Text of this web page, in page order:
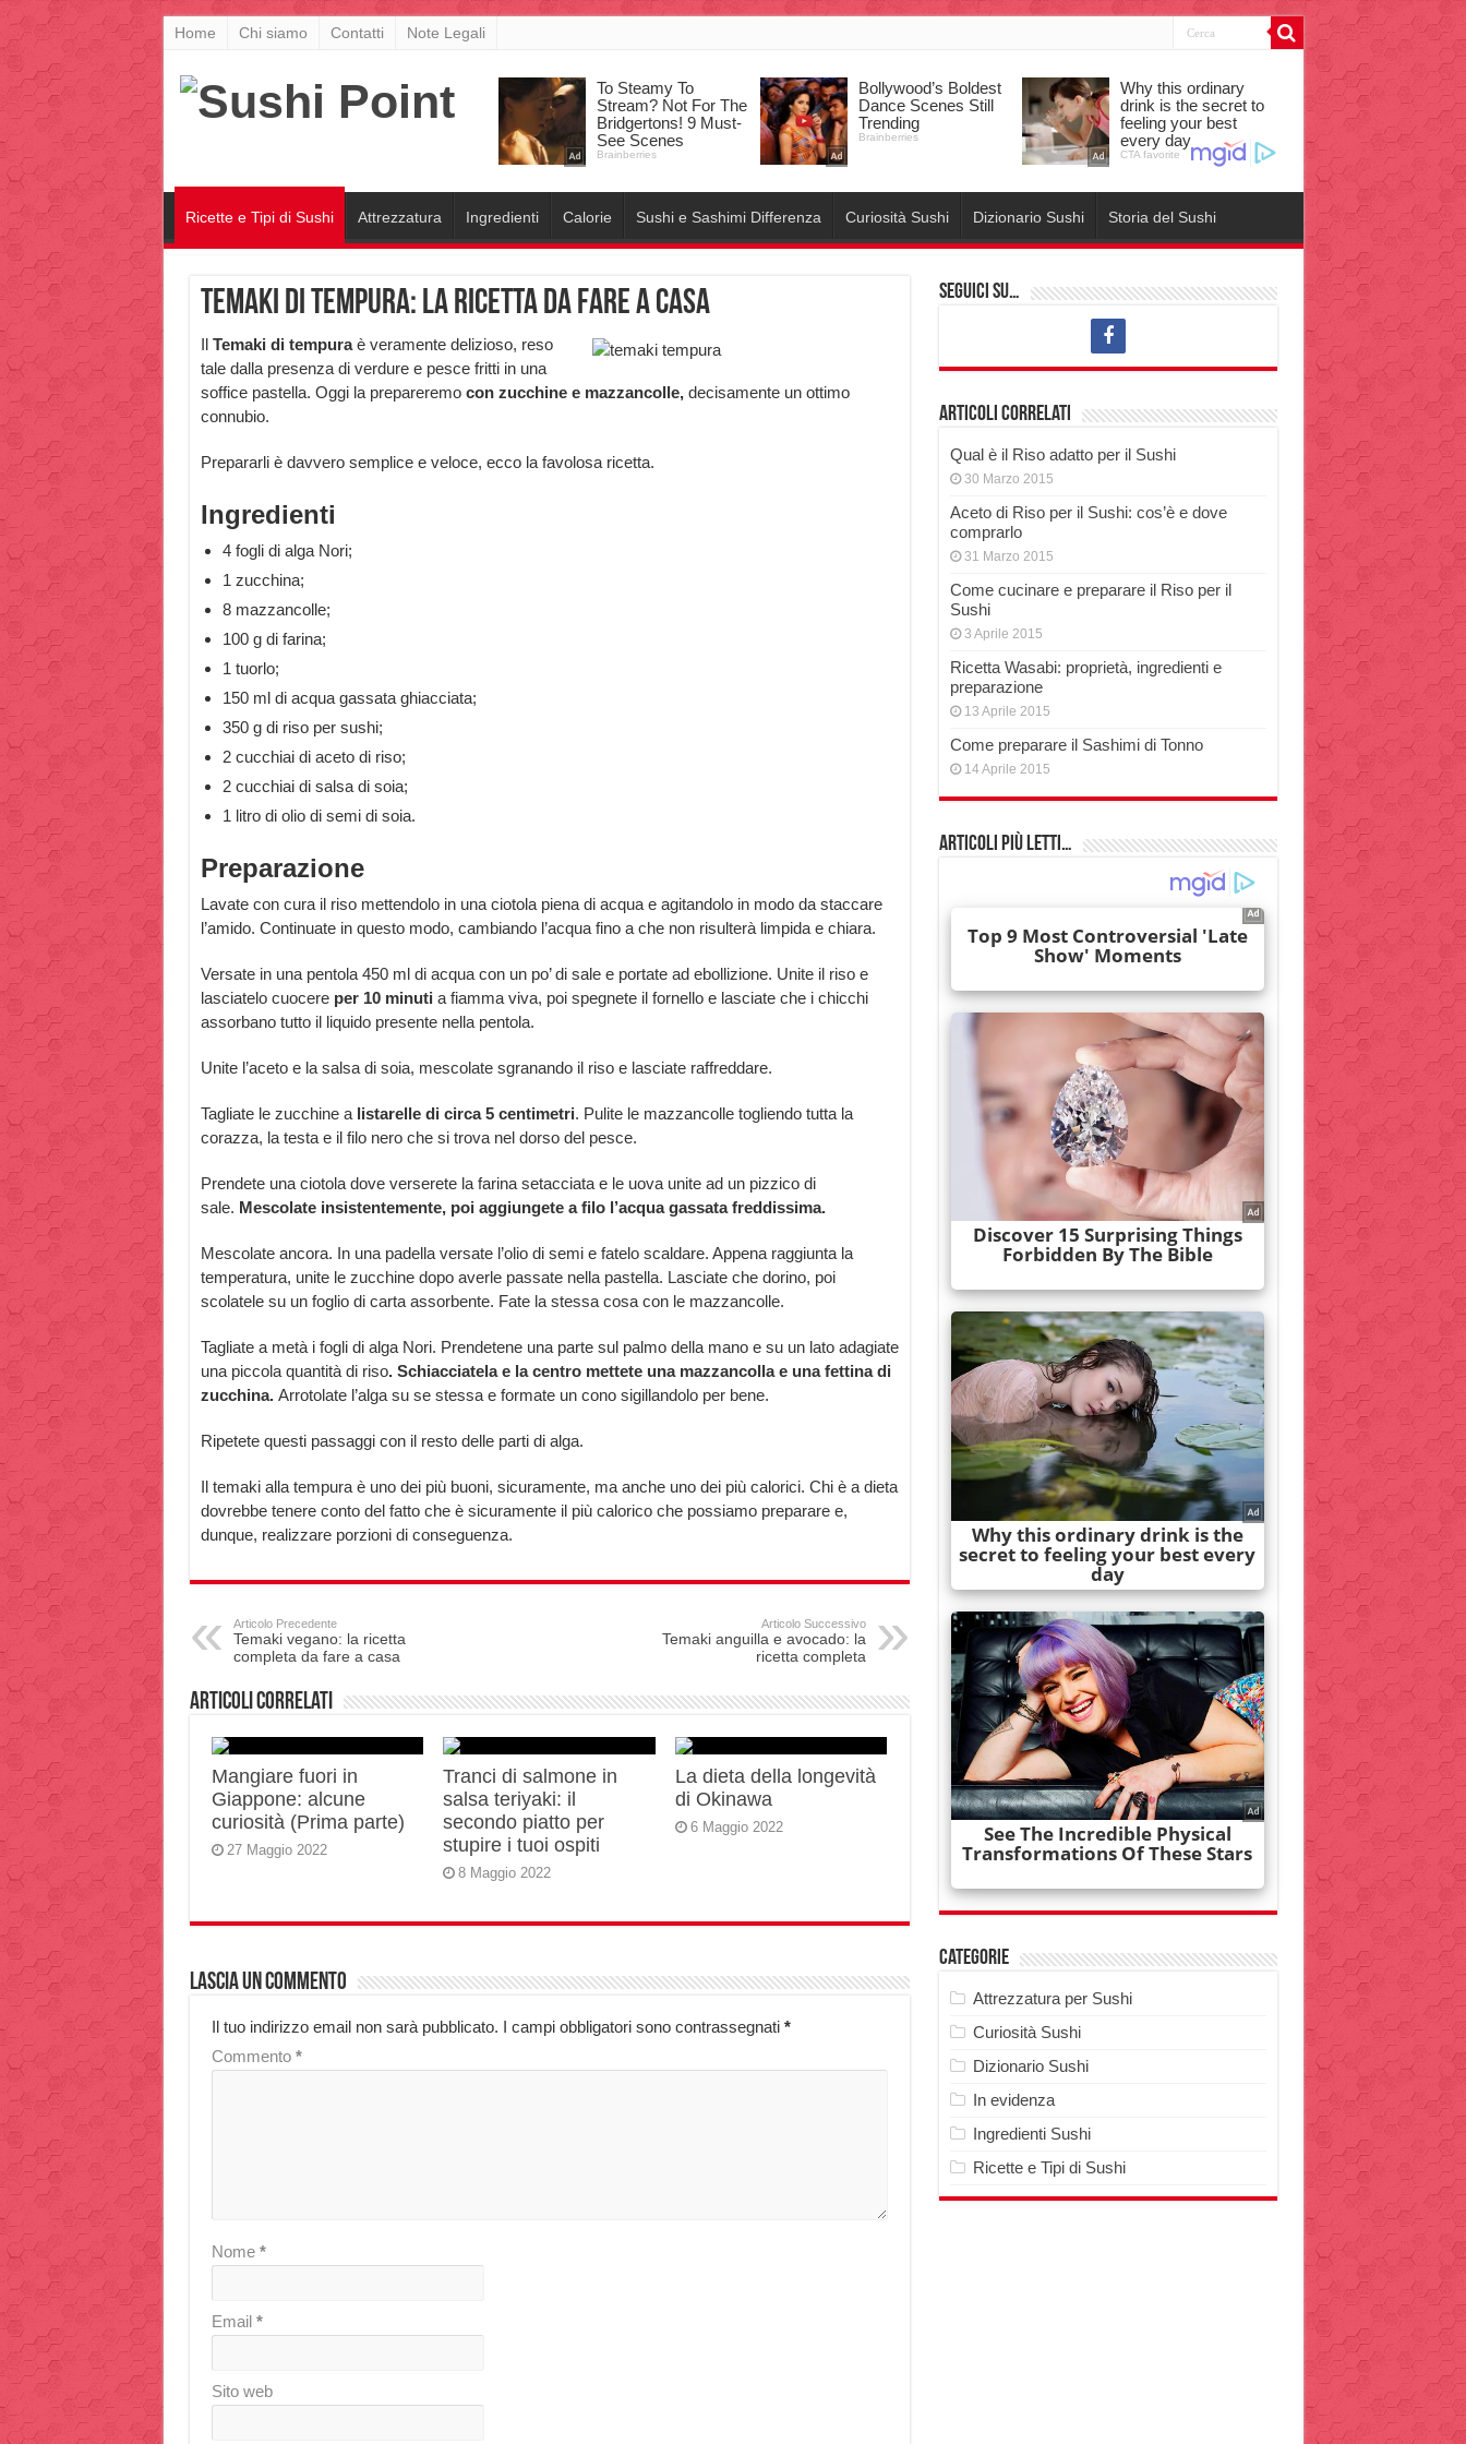
Home Chi siamo Contatti Note Legali
Ricette e Tipi di Sushi Attrezzatura Ingredienti Calorie Sushi e Sashimi Differenza Curiosità Sushi Dizionario Sushi Storia del Sushi
Temaki di tempura: la ricetta da fare a casa
Il Temaki di tempuraè veramente delizioso, reso
tale dalla presenza di verdure e pesce fritti in una
soffice pastella. Oggi la prepareremo con zucchine e mazzancolle,decisamente un ottimo
connubio.
Prepararli è davvero semplice e veloce, ecco la favolosa ricetta.
Ingredienti
4 fogli di alga Nori;
1 zucchina;
8 mazzancolle;
100 g di farina;
1 tuorlo;
150 ml di acqua gassata ghiacciata;
350 g di riso per sushi;
2 cucchiai di aceto di riso;
2 cucchiai di salsa di soia;
1 litro di olio di semi di soia.
Preparazione
Lavate con cura il riso mettendolo in una ciotola piena di acqua e agitandolo in modo da staccare
l’amido. Continuate in questo modo, cambiando l’acqua fino a che non risulterà limpida e chiara.
Versate in una pentola 450 ml di acqua con un po’ di sale e portate ad ebollizione. Unite il riso e
lasciatelo cuocere per 10 minuti a fiamma viva, poi spegnete il fornello e lasciate che i chicchi
assorbano tutto il liquido presente nella pentola.
Unite l’aceto e la salsa di soia, mescolate sgranando il riso e lasciate raffreddare.
Tagliate le zucchine alistarelle di circa 5 centimetri. Pulite le mazzancolle togliendo tutta la
corazza, la testa e il filo nero che si trova nel dorso del pesce.
Prendete una ciotola dove verserete la farina setacciata e le uova unite ad un pizzico di
sale. Mescolate insistentemente, poi aggiungete a filo l’acqua gassata freddissima.
Mescolate ancora. In una padella versate l’olio di semi e fatelo scaldare. Appena raggiunta la
temperatura, unite le zucchine dopo averle passate nella pastella. Lasciate che dorino, poi
scolatele su un foglio di carta assorbente. Fate la stessa cosa con le mazzancolle.
Tagliate a metà i fogli di alga Nori. Prendetene una parte sul palmo della mano e su un lato adagiate
una piccola quantità di riso. Schiacciatela e la centro mettete una mazzancolla e una fettina di
zucchina.Arrotolate l’alga su se stessa e formate un cono sigillandolo per bene.
Ripetete questi passaggi con il resto delle parti di alga.
Il temaki alla tempura è uno dei più buoni, sicuramente, ma anche uno dei più calorici. Chi è a dieta
dovrebbe tenere conto del fatto che è sicuramente il più calorico che possiamo preparare e,
dunque, realizzare porzioni di conseguenza.
Articolo Precedente
Temaki vegano: la ricetta
completa da fare a casa
Articolo Successivo
Temaki anguilla e avocado: la
ricetta completa
Articoli correlati
Mangiare fuori in
Giappone: alcune
curiosità (Prima parte)
27 Maggio 2022
Tranci di salmone in
salsa teriyaki: il
secondo piatto per
stupire i tuoi ospiti
8 Maggio 2022
La dieta della longevità
di Okinawa
6 Maggio 2022
Lascia un commento
Il tuo indirizzo email non sarà pubblicato. I campi obbligatori sono contrassegnati *
Commento *
Nome *
Email *
Sito web
Seguici su…
Articoli correlati
Qual è il Riso adatto per il Sushi
30 Marzo 2015
Aceto di Riso per il Sushi: cos’è e dove
comprarlo
31 Marzo 2015
Come cucinare e preparare il Riso per il
Sushi
3 Aprile 2015
Ricetta Wasabi: proprietà, ingredienti e
preparazione
13 Aprile 2015
Come preparare il Sashimi di Tonno
14 Aprile 2015
Articoli più Letti…
Categorie
Attrezzatura per Sushi
Curiosità Sushi
Dizionario Sushi
In evidenza
Ingredienti Sushi
Ricette e Tipi di Sushi